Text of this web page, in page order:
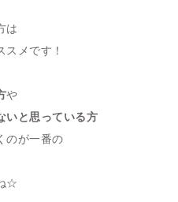
は
メです！
や
いと思っている方
のが一番の
☆